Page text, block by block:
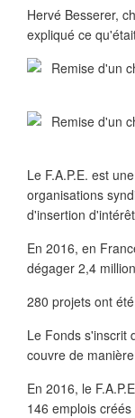
Hervé Besserer,
expliqué ce
Le F.A.P.E. est
organisations
d'insertion
En 2016, en
dégager 2,4
280 projets ont
Le Fonds s'inscrit
couvre de
En 2016, le
146 emplois